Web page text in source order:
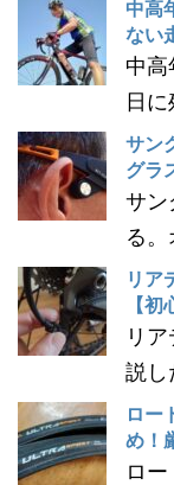
中高
ない
中高
日
サン
グラ
サン
る
リア
【
リ
説し
ロー
め！
ロ